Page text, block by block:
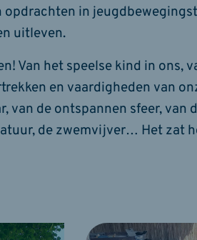
opdrachten in
uitleven.
Van het speelse kind in ons,
en vaardigheden van
van de ontspannen sfeer, van
de zwemvijver… Het zat